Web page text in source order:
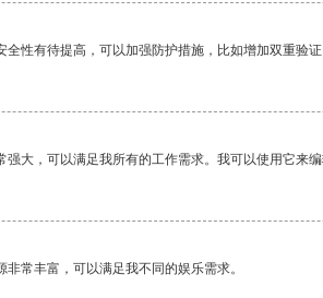
全性有待提高，可以加强防护措施，比如增加双重验证
强大，可以满足我所有的工作需求。我可以使用它来
常丰富，可以满足我不同的娱乐需求。